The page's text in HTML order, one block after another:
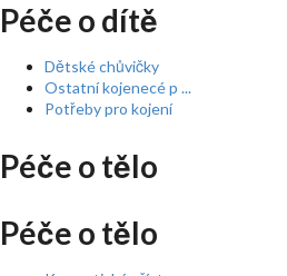
Péče o dítě
Dětské chůvičky
Ostatní kojenecé p ...
Potřeby pro kojení
Péče o tělo
Péče o tělo